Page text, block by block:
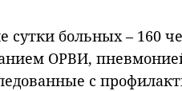
больных – 160
ОРВИ,
с